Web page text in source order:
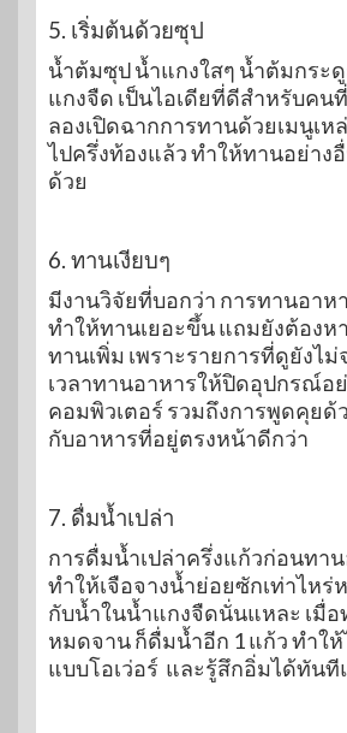
5. เริ่มต้นด้วยซุป
น้ำต้มซุป น้ำแกงใสๆ น้ำต้มกระ
แกงจืด เป็นไอเดียที่ดีสำหรับคน
ลองเปิดฉากการทานด้วยเมนูเห
ไปครึ่งท้องแล้ว ทำให้ทานอย่าง
ด้วย
6. ทานเงียบๆ
มีงานวิจัยที่บอกว่า การทานอาห
ทำให้ทานเยอะขึ้น แถมยังต้อง
ทานเพิ่ม เพราะรายการที่ดูยังไ
เวลาทานอาหารให้ปิดอุปกรณ์อ
คอมพิวเตอร์ รวมถึงการพูดคุยด้
กับอาหารที่อยู่ตรงหน้าดีกว่า
7. ดื่มน้ำเปล่า
การดื่มน้ำเปล่าครึ่งแก้วก่อนทา
ทำให้เจือจางน้ำย่อยซักเท่าไหร่
กับน้ำในน้ำแกงจืดนั่นแหละ เมื่อ
หมดจาน ก็ดื่มน้ำอีก 1 แก้ว ทำใ
แบบโอเว่อร์ และรู้สึกอิ่มได้ทัน